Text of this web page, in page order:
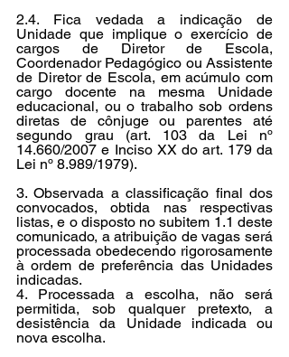
2.4. Fica vedada a indicação de
Unidade que implique o exercício de
cargos de Diretor de Escola,
Coordenador Pedagógico ou Assistente
de Diretor de Escola, em acúmulo com
cargo docente na mesma Unidade
educacional, ou o trabalho sob ordens
diretas de cônjuge ou parentes até
segundo grau (art. 103 da Lei nº
14.660/2007 e Inciso XX do art. 179 da
Lei nº 8.989/1979).
3. Observada a classificação final dos
convocados, obtida nas respectivas
listas, e o disposto no subitem 1.1 deste
comunicado, a atribuição de vagas será
processada obedecendo rigorosamente
à ordem de preferência das Unidades
indicadas.
4. Processada a escolha, não será
permitida, sob qualquer pretexto, a
desistência da Unidade indicada ou
nova escolha.